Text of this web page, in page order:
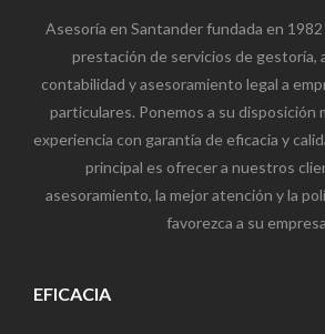
Asesoría en Santander fundada en 1982
prestación de servicios de gestoría,
contabilidad y asesoramiento legal a
particulares. Ponemos a su disposición
experiencia con garantía de eficacia y
principal es ofrecer a nuestros
asesoramiento, la mejor atención y la
favorezca a su
EFICACIA